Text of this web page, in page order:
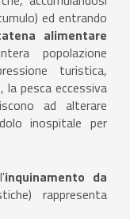
ed entrando
alimentare
popolazione
turistica,
la pesca eccessiva
ad alterare
inospitale per
inquinamento da
rappresenta